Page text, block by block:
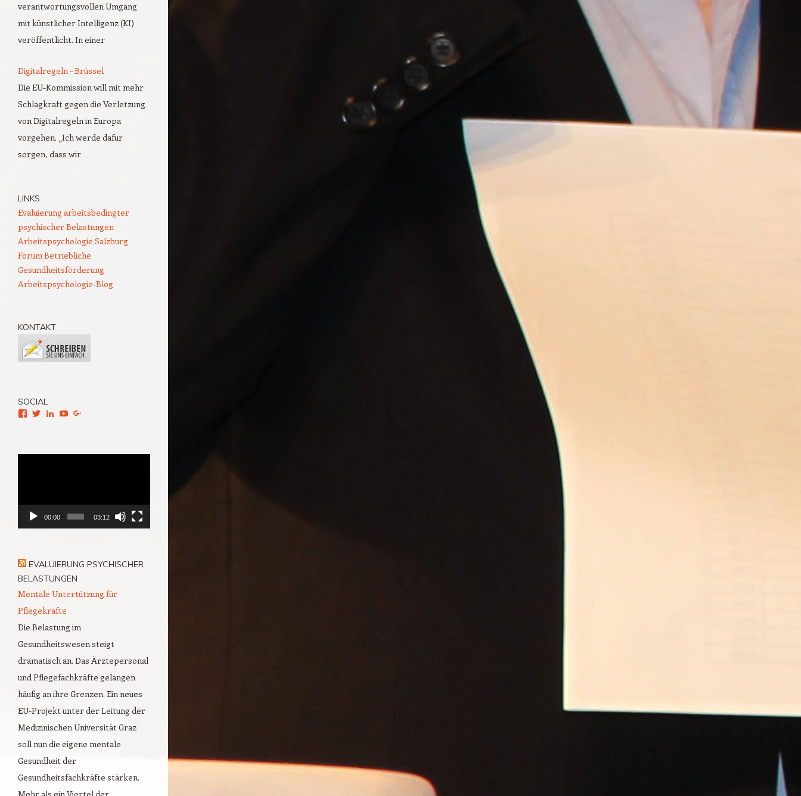
verantwortungsvollen Umgang
mit künstlicher Intelligenz (KI)
veröffentlicht. In einer
Digitalregeln – Brüssel
Die EU-Kommission will mit mehr
Schlagkraft gegen die Verletzung
von Digitalregeln in Europa
vorgehen. „Ich werde dafür
sorgen, dass wir
LINKS
Evaluierung arbeitsbedingter
psychischer Belastungen
Arbeitspsychologie Salzburg
Forum Betriebliche
Gesundheitsförderung
Arbeitspsychologie-Blog
KONTAKT
SOCIAL
Facebook
TwitterLinkedInYouTube
00:00 03:12
EVALUIERUNG PSYCHISCHER
BELASTUNGEN
Mentale Untertützung für
Pflegekräfte
Die Belastung im
Gesundheitswesen steigt
dramatisch an. Das Ärztepersonal
und Pflegefachkräfte gelangen
häufig an ihre Grenzen. Ein neues
EU-Projekt unter der Leitung der
Medizinischen Universität Graz
soll nun die eigene mentale
Gesundheit der
Gesundheitsfachkräfte stärken.